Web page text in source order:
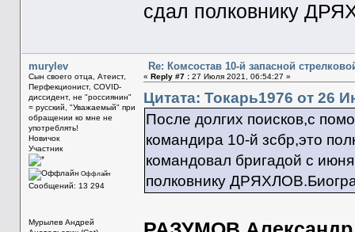
сдал полковнику
murylev
Сын своего отца, Атеист,
Перфекционист, COVID-
диссидент, не "россиянин"
= русский, "Уважаемый" при
обращении ко мне не
употреблять!
Новичок
Участник
Оффлайн
Сообщений: 13 294
Мурылев Андрей
Re: Комсостав 10-й запасной
« Reply #7 :27 Июля 2021, 06:54:27 »
Цитата: Токарь1976 от 26
После долгих поисков,с
командира 10-й зсбр,это
командовал бригадой с
полковнику